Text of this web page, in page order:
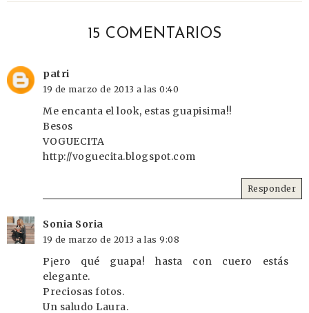
15 COMENTARIOS
patri
19 de marzo de 2013 a las 0:40
Me encanta el look, estas guapisima!!
Besos
VOGUECITA
http://voguecita.blogspot.com
Responder
Sonia Soria
19 de marzo de 2013 a las 9:08
P¡ero qué guapa! hasta con cuero estás
elegante.
Preciosas fotos.
Un saludo Laura.